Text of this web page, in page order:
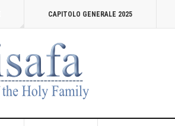
CAPITOLO GENERALE 2025